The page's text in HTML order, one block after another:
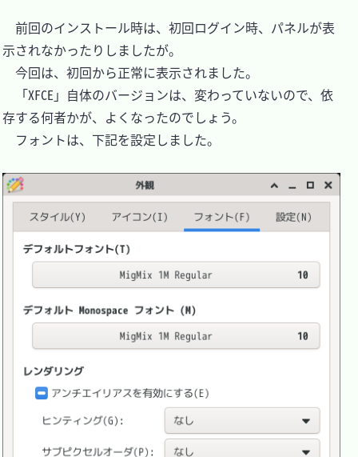
前回のインストール時は、初回ログイン時、パネルが表
示されなかったりしましたが。
今回は、初回から正常に表示されました。
「XFCE」自体のバージョンは、変わっていないので、依
存する何者かが、よくなったのでしょう。
フォントは、下記を設定しました。